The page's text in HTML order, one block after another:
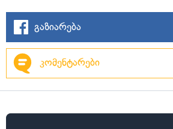
გაზიარება
კომენტარები